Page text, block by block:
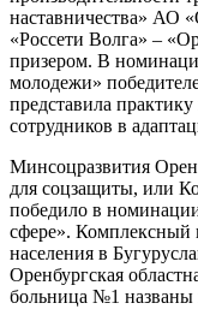
наставничества» АО
«Россети Волга» –
призером. В
молодежи»
представила
сотрудников в
Минсоцразвития
для соцзащиты, или
победило в
сфере». Комплексный
населения в
Оренбургская
больница №1